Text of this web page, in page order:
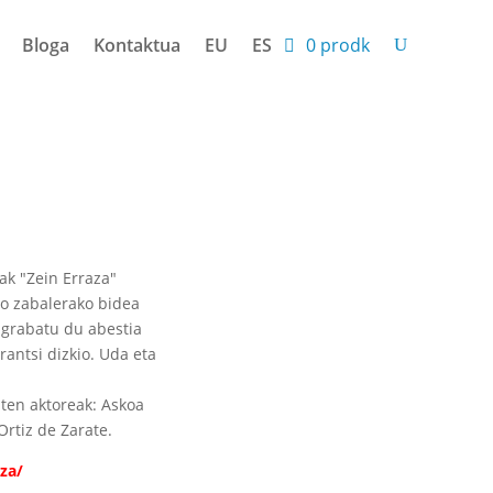
Bloga Kontaktua EU ES 0 prodk
"Zein Erraza"
zabalerako bidea
du abestia
dizkio. Uda eta
aktoreak: Askoa
de Zarate.